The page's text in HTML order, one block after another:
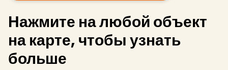
Нажмите на любой объект
на карте, чтобы узнать
больше